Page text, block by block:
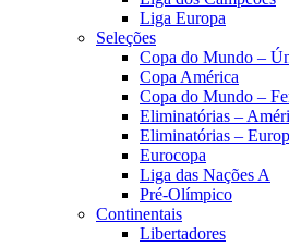
Liga Europa
Seleções
Copa do Mundo –
Copa América
Copa do Mundo –
Eliminatórias –
Eliminatórias –
Eurocopa
Liga das Nações A
Pré-Olímpico
Continentais
Libertadores